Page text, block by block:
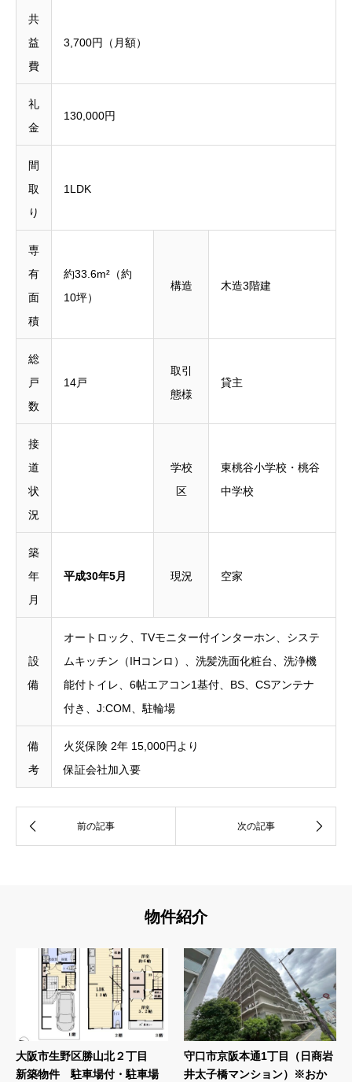
共
益
費
3,700円（月額）
礼
金
130,000円
間
取
り
1LDK
専
有
面
積
約33.6m²（約
10坪）
構造 木造3階建
総
戸
数
14戸
取引
態様
貸主
接
道
状
況
学校
区
東桃谷小学校・桃谷
中学校
築
年
月
平成30年5月 現況 空家
設
備
オートロック、TVモニター付インターホン、システ
ムキッチン（IHコンロ）、洗髪洗面化粧台、洗浄機
能付トイレ、6帖エアコン1基付、BS、CSアンテナ
付き、J:COM、駐輪場
備
考
火災保険 2年 15,000円より
保証会社加入要
物件紹介
大阪市生野区勝山北２丁目
新築物件 駐車場付・駐車場
守口市京阪本通1丁目（日商岩
井太子橋マンション）※おか